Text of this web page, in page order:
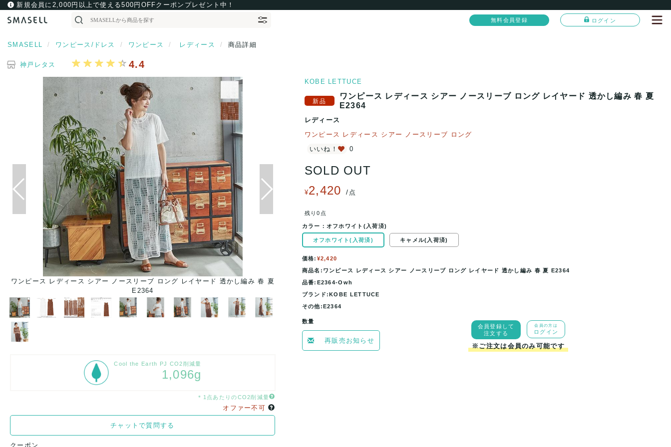
新規会員に2,000円以上で使える500円OFFクーポンプレゼント中！
無料会員登録 ログイン
SMASELL ワンピース/ドレス ワンピース レディース 商品詳細
神戸レタス 4.4
ワンピース レディース シアー ノースリーブ ロング レイヤード 透かし編み 春 夏
E2364
ワンピース レディース シアー ノースリーブ ロング レイヤード 透かし編み 春 夏
Cool the Earth PJ CO2削減量
1,096g
＊1点あたりのCO2削減量
オファー不可
チャットで質問する
KOBE LETTUCE
ワンピース レディース シアー ノースリーブ ロング レイヤード 透かし編み 春 夏
E2364
レディース
ワンピース レディース シアー ノースリーブ ロング
いいね！
0
SOLD OUT
¥2,420 / 点
残り0点
カラー： オフホワイト(入荷済)
オフホワイト(入荷済) キャメル(入荷済)
価格: ¥2,420
商品名:ワンピース レディース シアー ノースリーブ ロング レイヤード 透かし編み 春 夏 E2364
品番:E2364-Owh
ブランド:KOBE LETTUCE
その他:E2364
数量
再販売お知らせ
会員登録して
注文する
会員の方は
ログイン
※ご注文は会員のみ可能です
クーポン